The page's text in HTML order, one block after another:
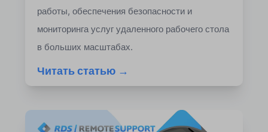
работы, обеспечения безопасности и
мониторинга услуг удаленного рабочего стола
в больших масштабах.
Читать статью →